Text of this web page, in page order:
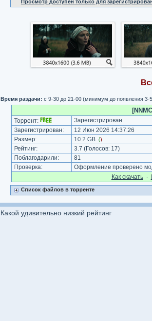
Просмотр доступен только для
Время раздачи: с 9-30 до 21-00 (минимум до появления 3-
Торрент:
Зарегистрирован
Зарегистрирован:
12 Июн 2026 14:37:26
Размер:
10.2 GB ()
Рейтинг: 3.7 (Голосов: 17)
Поблагодарили:
81
Проверка:
Оформление проверено
Как cкачать·
Список файлов в торренте
Какой удивительно низкий рейтинг